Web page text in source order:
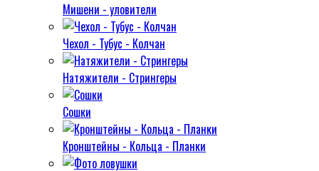
Мишени - уловители
Чехол - Тубус - Колчан
Натяжители - Стрингеры
Сошки
Кронштейны - Кольца - Планки